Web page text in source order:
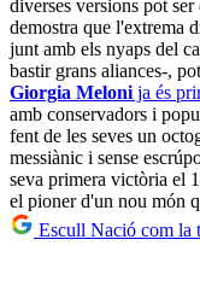
diverses versions pot
demostra que l'extrema
junt amb els nyaps del
bastir grans aliances-,
Giorgia Meloni ja és
amb conservadors i
fent de les seves un
messiànic i sense
seva primera victòria el
el pioner d'un nou món
Escull Nació com la